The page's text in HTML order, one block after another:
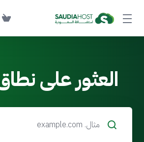
العثور على